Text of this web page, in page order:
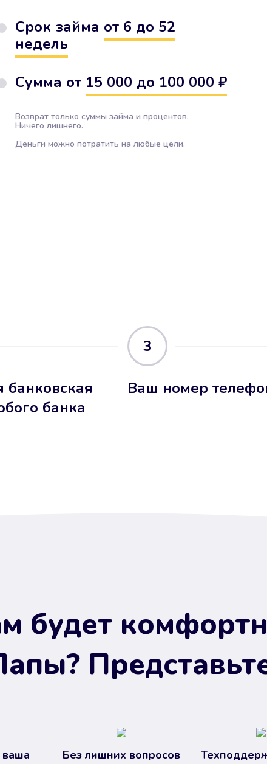
Срок займа от 6 до 52
недель
Сумма от 15 000 до 100 000 ₽
Возврат только суммы займа и процентов.
Ничего лишнего.
Деньги можно потратить на любые цели.
банковская
банка
3
Ваш номер
будет
ваша
Без лишних вопросов